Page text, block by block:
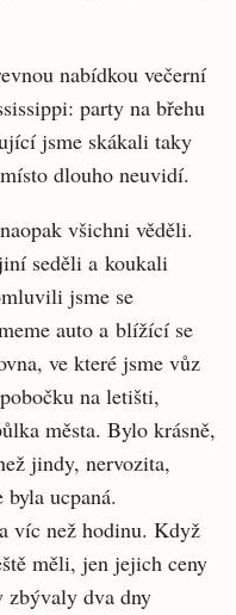
nabídkou večerní
party na břehu
jsme skákali taky
dlouho neuvidí.
všichni věděli.
seděli a koukali
jsme se
auto a blížící se
ve které jsme vůz
na letišti,
města. Bylo krásně,
jindy, nervozita,
ucpaná.
víc než hodinu. Když
měli, jen jejich ceny
zbývaly dva dny